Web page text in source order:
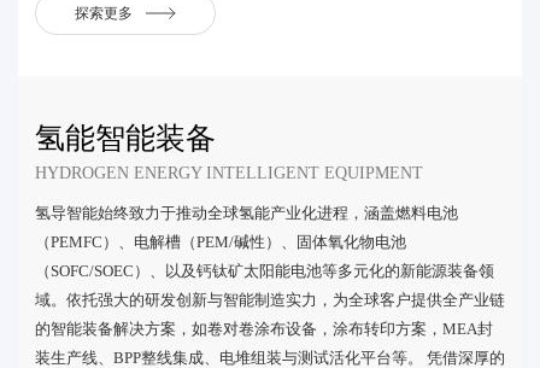
探索更多
氢能智能装备
HYDROGEN ENERGY INTELLIGENT EQUIPMENT
氢导智能始终致力于推动全球氢能产业化进程，涵盖燃料电池
（PEMFC）、电解槽（PEM/碱性）、固体氧化物电池
（SOFC/SOEC）、以及钙钛矿太阳能电池等多元化的新能源装备领
域。依托强大的研发创新与智能制造实力，为全球客户提供全产业链
的智能装备解决方案，如卷对卷涂布设备，涂布转印方案，MEA封
装生产线、BPP整线集成、电堆组装与测试活化平台等。 凭借深厚的